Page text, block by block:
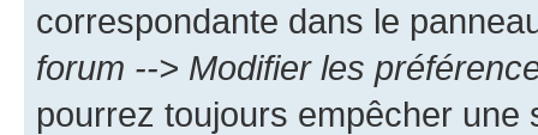
correspondante dans le
forum --> Modifier les
pourrez toujours empêcher